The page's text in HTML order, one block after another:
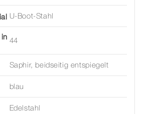
U-Boot-Stahl
44
Saphir, beidseitig entspiegelt
blau
Edelstahl